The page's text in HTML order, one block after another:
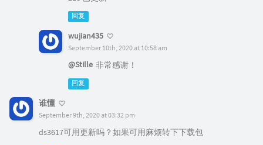
回复
wujian435
September 10th, 2020 at 10:58 am
@Stille 非常感谢！
回复
谁懂
September 9th, 2020 at 03:32 pm
ds3617可用更新吗？如果可用麻烦转下下载包